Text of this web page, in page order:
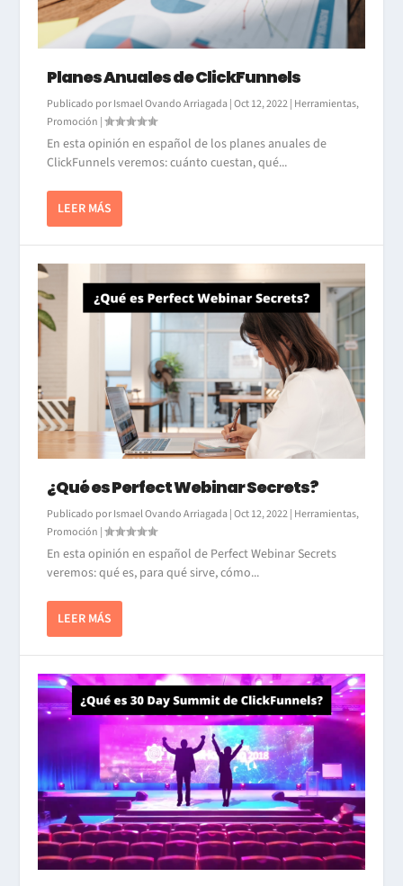
Planes Anuales de ClickFunnels
Publicado porIsmael Ovando Arriagada|Oct 12, 2022| Herramientas,
Promoción |
En esta opinión en español de los planes anuales de
ClickFunnels veremos: cuánto cuestan, qué...
LEER MÁS
¿Qué es Perfect Webinar Secrets?
Publicado porIsmael Ovando Arriagada |Oct 12, 2022 Herramientas,
Promoción |
En esta opinión en español de Perfect Webinar Secrets
veremos: qué es, para qué sirve, cómo...
LEER MÁS